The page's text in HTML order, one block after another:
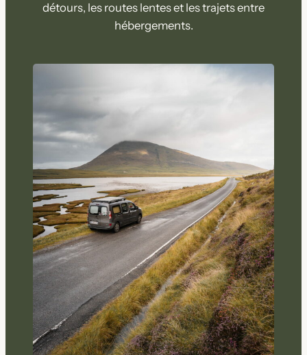
détours, les routes lentes et les trajets entre
hébergements.